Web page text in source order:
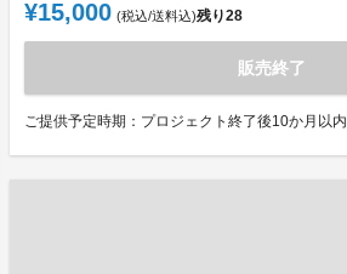
¥15,000 (税込/送料込)残り28
販売終了
ご提供予定時期：プロジェクト終了後10か月以内